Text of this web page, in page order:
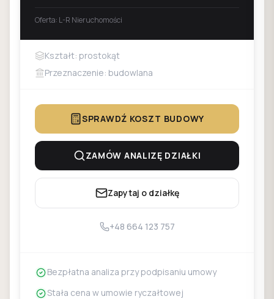
Oferta: L-R Nieruchomości
Kształt: prostokąt
Przeznaczenie: budowlana
SPRAWDŹ KOSZT BUDOWY
ZAMÓW ANALIZĘ DZIAŁKI
Zapytaj o działkę
+48 664 123 757
Bezpłatna analiza przy podpisaniu umowy
Stała cena w umowie ryczałtowej